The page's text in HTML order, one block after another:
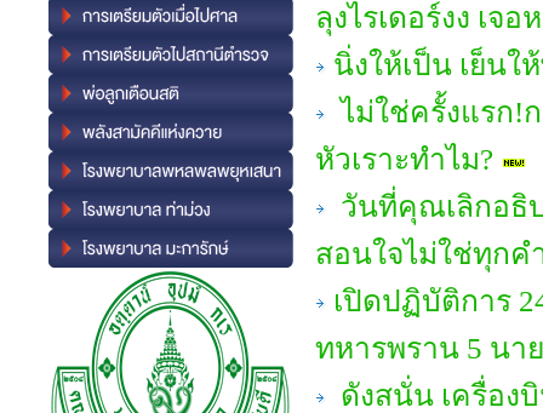
ลุงไรเดอร์งง เจ
นิ่งให้เป็น เย็นใ
ไม่ใช่ครั้งแรก!
หัวเราะทำไม?
วันที่คุณเลิกอธิ
สอนใจไม่ใช่ทุกค
เปิดปฏิบัติการ
ทหารพราน 5 นา
ดังสนั่น เครื่อง